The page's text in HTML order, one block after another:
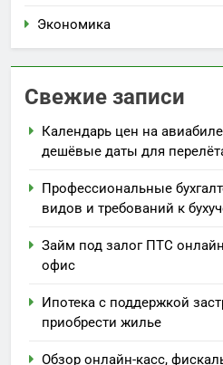
Экономика
Свежие записи
Календарь цен на
дешёвые даты для
Профессиональные
видов и требований к
Займ под залог ПТС
офис
Ипотека с поддержкой
приобрести жилье
Обзор онлайн-касс,